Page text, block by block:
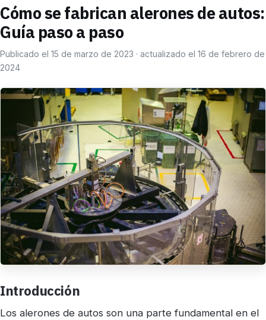
Cómo se fabrican alerones de autos:
Guía paso a paso
Publicado el 15 de marzo de 2023 · actualizado el 16 de febrero de
2024
Introducción
Los alerones de autos son una parte fundamental en el